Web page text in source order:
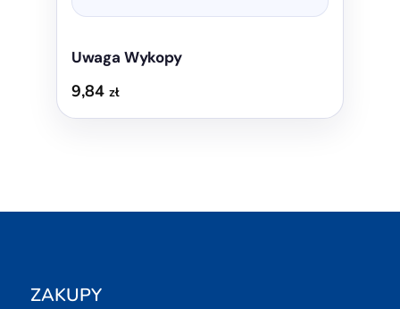
Uwaga Wykopy
9,84 zł
ZAKUPY